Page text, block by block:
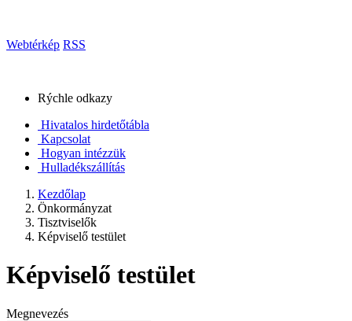
Webtérkép RSS
Rýchle odkazy
Hivatalos hirdetőtábla
Kapcsolat
Hogyan intézzük
Hulladékszállítás
Kezdőlap
Önkormányzat
Tisztviselők
Képviselő testület
Képviselő testület
Megnevezés